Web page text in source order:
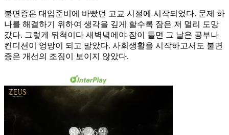
불면증은 대입준비에 바빴던 고교 시절에 시작되었다. 문제 하
나를 해결하기 위하여 생각을 깊게 할수록 잠은 저 멀리 도망
갔다. 그렇게 뒤척이다 새벽녘에야 잠이 들면 그 날은 공부나
컨디션이 엉망이 되고 말았다. 사회생활을 시작하고서도 불면
증은 개선의 조짐이 보이지 않았다.